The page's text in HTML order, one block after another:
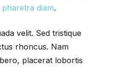
pharetra diam.
velit. Sed tristique
rhoncus. Nam
placerat lobortis